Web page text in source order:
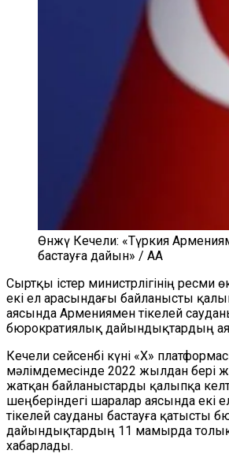
Өнжү Кечели: «Түркия
бастауға дайын» / AA
Сыртқы істер министрлігінің ресми
екі ел арасындағы байланысты
аясында Армениямен тікелей
бюрократиялық дайындықтардың
Кечели сейсенбі күні «Х»
мәлімдемесінде 2022 жылдан бері
жатқан байланыстарды қалыпқа
шеңберіндегі шаралар аясында екі
тікелей сауданы бастауға қатысты
дайындықтардың 11 мамырда
хабарлады.